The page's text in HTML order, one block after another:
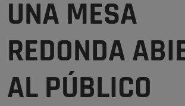
UNA MESA
REDONDA
AL PÚBLICO